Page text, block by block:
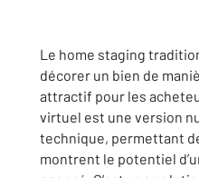
Le home staging
décorer un bien de
attractif pour les
virtuel est une version
technique, permettant
montrent le potentiel